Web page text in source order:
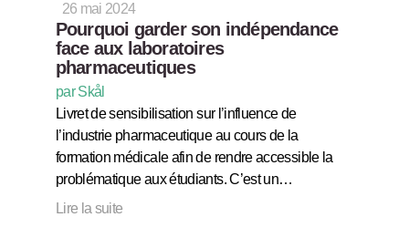
26 mai 2024
Pourquoi garder son indépendance
face aux laboratoires
pharmaceutiques
par Skål
Livret de sensibilisation sur l’influence de
l’industrie pharmaceutique au cours de la
formation médicale afin de rendre accessible la
problématique aux étudiants. C’est un…
Lire la suite